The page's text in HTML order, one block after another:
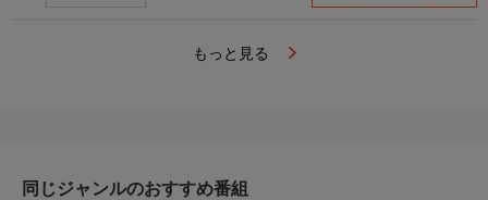
もっと見る
同じジャンルのおすすめ番組